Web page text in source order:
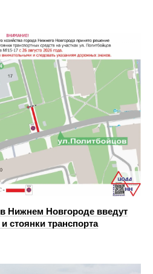
Нижнем Новгороде введут
стоянки транспорта